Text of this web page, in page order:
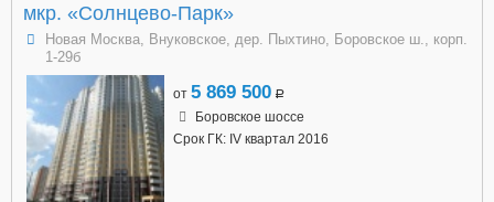
мкр. «Солнцево-Парк»
Новая Москва, Внуковское, дер. Пыхтино, Боровское ш., корп.
1-29б
от 5 869 500 a
Боровское шоссе
Срок ГК: IV квартал 2016